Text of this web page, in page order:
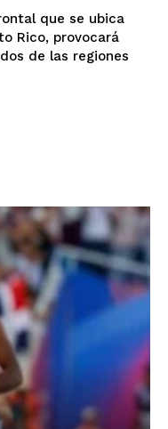
que se ubica
Rico, provocará
de las regiones